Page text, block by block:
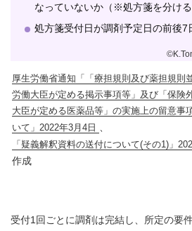
なっていないか（※処方箋を分け
処方箋受付日が調剤予定日の前後7
厚生労働省通知「「療担規則及び薬担規則
労働大臣が定める掲示事項等」及び「保険
大臣が定める医薬品等」の実施上の留意事
いて」2022年3月4日
「疑義解釈資料の送付について(その1)」
作成
受付1回ごとに調剤は完結し、所定の要